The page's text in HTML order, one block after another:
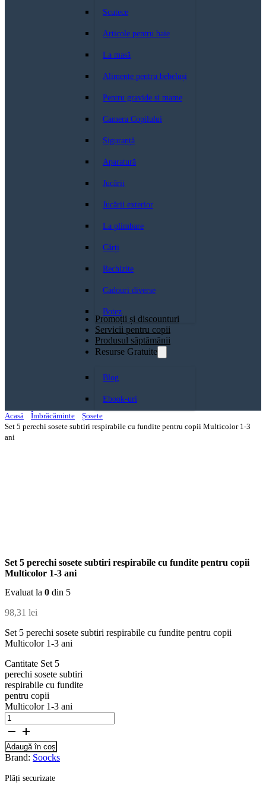
Scutece
Articole pentru baie
La masă
Alimente pentru bebeluși
Pentru gravide si mame
Camera Copilului
Siguranță
Aparatură
Jucării
Jucării exterior
La plimbare
Cărți
Rechizite
Cadouri diverse
Botez
Promoții și discounturi
Servicii pentru copii
Produsul săptămănii
Resurse Gratuite
Blog
Ebook-uri
Acasă
Îmbrăcăminte
Șosete
Set 5 perechi sosete subtiri respirabile cu fundite pentru copii Multicolor 1-3
ani
Set 5 perechi sosete subtiri respirabile cu fundite pentru copii
Multicolor 1-3 ani
Evaluat la 0 din 5
98,31 lei
Set 5 perechi sosete subtiri respirabile cu fundite pentru copii
Multicolor 1-3 ani
Cantitate Set 5
perechi sosete subtiri
respirabile cu fundite
pentru copii
Multicolor 1-3 ani
Adaugă în coș
Brand: Soocks
Plăți securizate